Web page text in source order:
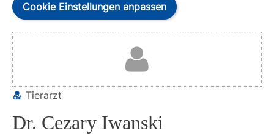
Cookie Einstellungen anpassen
Tierarzt
Dr. Cezary Iwanski